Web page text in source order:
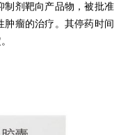
制剂靶向产品物，被批准
肿瘤的治疗。其停药时间